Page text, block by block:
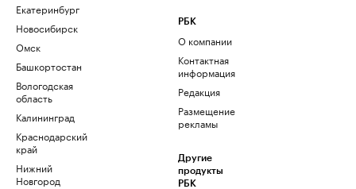
Екатеринбург
Новосибирск
Омск
Башкортостан
Вологодская
область
Калининград
Краснодарский
край
Нижний
Новгород
РБК
О компании
Контактная
информация
Редакция
Размещение
рекламы
Другие
продукты
РБК